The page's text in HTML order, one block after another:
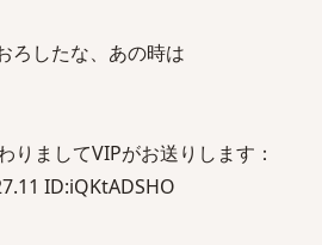
ろしたな、あの時は
りましてVIPがお送りします：
ID:iQKtADSHO